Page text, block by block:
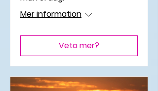
Mer information
Veta mer?